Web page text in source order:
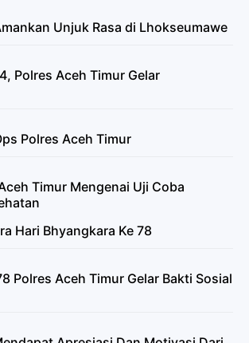
Unjuk Rasa di Lhokseumawe
Polres Aceh Timur Gelar
Polres Aceh Timur
Timur Mengenai Uji Coba
Hari Bhyangkara Ke 78
Polres Aceh Timur Gelar Bakti Sosial